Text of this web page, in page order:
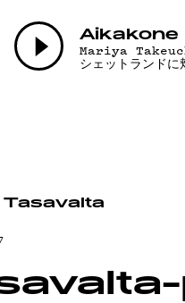
Aikakone
Mariya
シェットランドに
Tasavalta